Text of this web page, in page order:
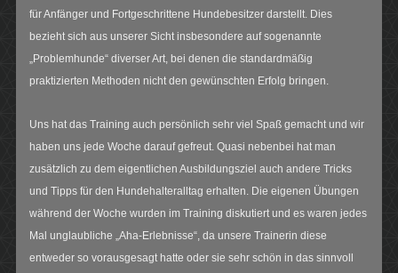
für Anfänger und Fortgeschrittene Hundebesitzer darstellt. Dies
bezieht sich aus unserer Sicht insbesondere auf sogenannte
„Problemhunde“ diverser Art, bei denen die standardmäßig
praktizierten Methoden nicht den gewünschten Erfolg bringen.
Uns hat das Training auch persönlich sehr viel Spaß gemacht und wir
haben uns jede Woche darauf gefreut. Quasi nebenbei hat man
zusätzlich zu dem eigentlichen Ausbildungsziel auch andere Tricks
und Tipps für den Hundehalteralltag erhalten. Die eigenen Übungen
während der Woche wurden im Training diskutiert und es waren jedes
Mal unglaubliche „Aha-Erlebnisse“, da unsere Trainerin diese
entweder so vorausgesagt hatte oder sie sehr schön in das sinnvoll